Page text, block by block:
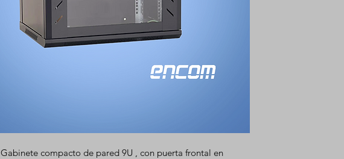
Gabinete compacto de pared 9U , con puerta frontal en